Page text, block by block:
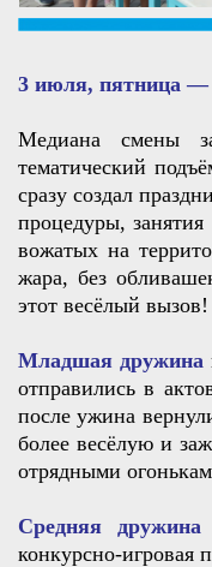
3 июля, пятница —
Медиана смены
тематический
сразу создал
процедуры,
вожатых на
жара, без
этот весёлый вызов!
Младшая дружина
отправились в
после ужина
более весёлую и
отрядными
Средняя дружина